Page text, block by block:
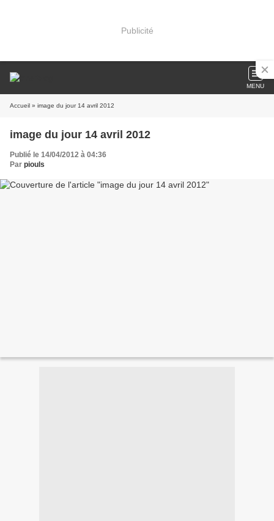
Publicité
MENU
Accueil » image du jour 14 avril 2012
image du jour 14 avril 2012
Publié le 14/04/2012 à 04:36
Par piouls